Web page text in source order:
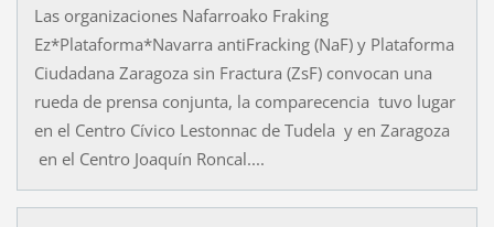
Las organizaciones Nafarroako Fraking
Ez*Plataforma*Navarra antiFracking (NaF) y Plataforma
Ciudadana Zaragoza sin Fractura (ZsF) convocan una
rueda de prensa conjunta, la comparecencia tuvo lugar
en el Centro Cívico Lestonnac de Tudela y en Zaragoza
en el Centro Joaquín Roncal....